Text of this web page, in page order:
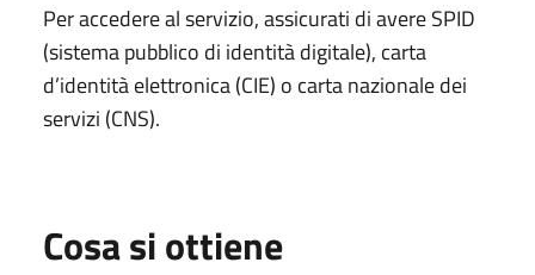
Per accedere al servizio, assicurati di avere SPID
(sistema pubblico di identità digitale), carta
d’identità elettronica (CIE) o carta nazionale dei
servizi (CNS).
Cosa si ottiene